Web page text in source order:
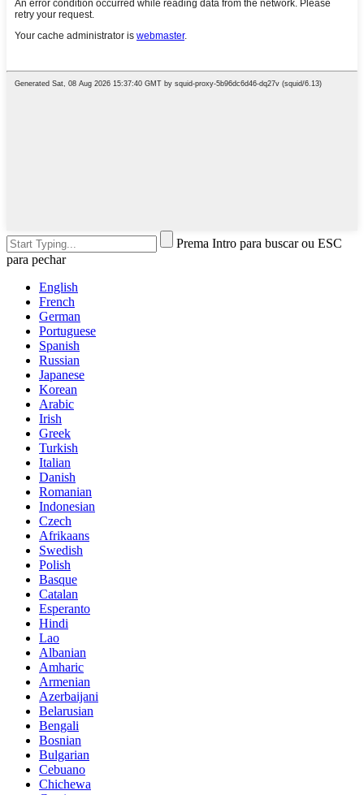
Prema Intro para buscar ou ESC
para pechar
English
French
German
Portuguese
Spanish
Russian
Japanese
Korean
Arabic
Irish
Greek
Turkish
Italian
Danish
Romanian
Indonesian
Czech
Afrikaans
Swedish
Polish
Basque
Catalan
Esperanto
Hindi
Lao
Albanian
Amharic
Armenian
Azerbaijani
Belarusian
Bengali
Bosnian
Bulgarian
Cebuano
Chichewa